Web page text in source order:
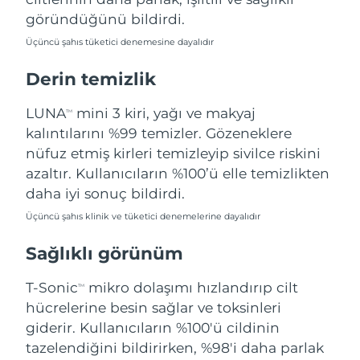
göründüğünü bildirdi.
Üçüncü şahıs tüketici denemesine dayalıdır
Derin temizlik
LUNATM
mini 3 kiri, yağı ve makyaj
kalıntılarını %99 temizler. Gözeneklere
nüfuz etmiş kirleri temizleyip sivilce riskini
azaltır. Kullanıcıların %100’ü elle temizlikten
daha iyi sonuç bildirdi.
Üçüncü şahıs klinik ve tüketici denemelerine dayalıdır
Sağlıklı görünüm
T-SonicTM
mikro dolaşımı hızlandırıp cilt
hücrelerine besin sağlar ve toksinleri
giderir. Kullanıcıların %100'ü cildinin
tazelendiğini bildirirken, %98'i daha parlak
Filipinler
Porto Riko Tahmini teslim tarihi
Katar Tahmini teslim tarihi8/11/26
Reunion
Romanya
Rusya Tahmini teslim tarihi
Suudi Arabistan
Singapur Tahmini teslim tarihi8/12/26